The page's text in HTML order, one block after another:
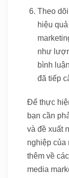
Theo
hiệu
như
bình
đã tiếp
Để thực
bạn cần
và đề xuất
nghiệp của
thêm về
media